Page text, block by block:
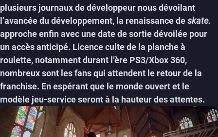
plusieurs journaux de développeur nous dévoilant
l’avancée du développement, la renaissance deskate.
approche enfin avec une date de sortie dévoilée pour
un accès anticipé. Licence culte de la planche à
roulette, notamment durant l’ère PS3/Xbox 360,
nombreux sont les fans qui attendent le retour de la
franchise. En espérant que le monde ouvert et le
modèle jeu-service seront à la hauteur des attentes.